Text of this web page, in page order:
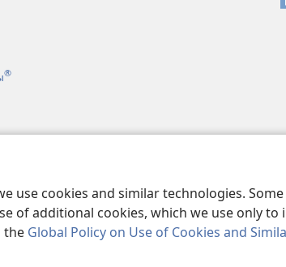
use cookies and similar technologies.
of additional cookies, which we use only
the Global Policy on Use of Cookies and
®
of Pennsylvania.